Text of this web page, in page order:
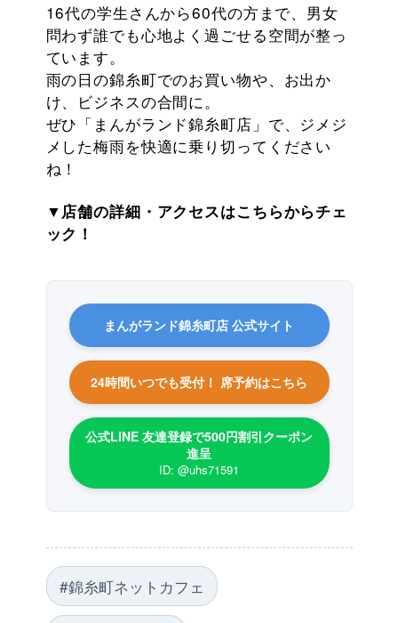
16代の学生さんから60代の方まで、男女
問わず誰でも心地よく過ごせる空間が整っ
ています。
雨の日の錦糸町でのお買い物や、お出か
け、ビジネスの合間に。
ぜひ「まんがランド錦糸町店」で、ジメジ
メした梅雨を快適に乗り切ってください
ね！
▼店舗の詳細・アクセスはこちらからチェ
ック！
まんがランド錦糸町店 公式サイト
24時間いつでも受付！ 席予約はこちら
公式LINE 友達登録で500円割引クーポン
進呈
ID: @uhs71591
#錦糸町ネットカフェ